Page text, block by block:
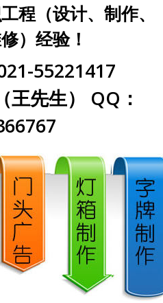
程（设计、制作、
）经验！
55221417
王先生） QQ：